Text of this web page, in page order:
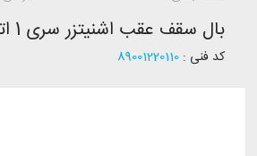
بال سقف عقب اشنیتزر سری 1 اتاق F20 و F21
کد فنی : 89001220110